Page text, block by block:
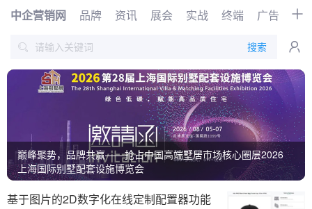
首页 展会
实战 终端 广告 时尚
电商 视频
搜索 网络 管理 文化
创业 招商 访谈
智能 AI 物联网 大数据
中企营销网 品牌 资讯 展会 实战 终端 广告 时
 搜索 
第38届中国（郑州）糖酒食品交易会
第十九届中国(东营) 国际石油石化装备与技术展览会
巅峰聚势，品牌共赢——抢占中国高端墅居市场核心圈层2026
上海国际别墅配套设施博览会
基于图片的2D数字化在线定制配置器功能